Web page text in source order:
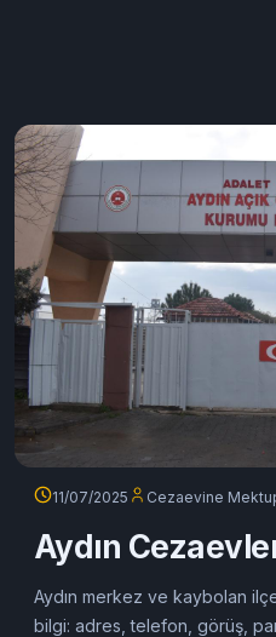
11/07/2025 Cezaevine
Aydın
Aydın merkez ve kaybolan
bilgi: adres, telefon, görüş,